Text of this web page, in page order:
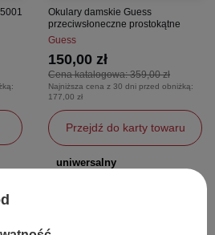
Okulary damskie Guess
przeciwsłoneczne prostokątne
Guess
Cena katalogowa:359,00 zł
150,00 zł
Najniższa cena z 30 dni przed obniżką:
177,00 zł
Przejdź do karty towaru
uniwersalny